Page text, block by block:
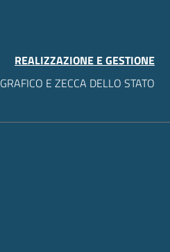
REALIZZAZIONE E GESTIONE
E ZECCA DELLO STATO